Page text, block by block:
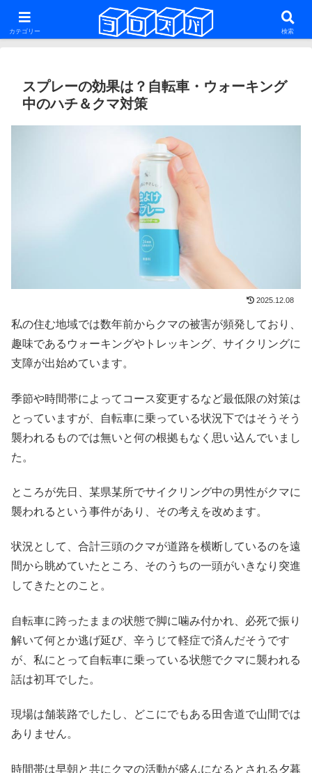
ファットバイク・29er・ミニベロ・グラベルロードを話題にした雑多な自転車
系ブログ
スプレーの効果は？自転車・ウォーキング
中のハチ＆クマ対策
2025.12.08
私の住む地域では数年前からクマの被害が頻発しており、
趣味であるウォーキングやトレッキング、サイクリングに
支障が出始めています。
季節や時間帯によってコース変更するなど最低限の対策は
とっていますが、自転車に乗っている状況下ではそうそう
襲われるものでは無いと何の根拠もなく思い込んでいまし
た。
ところが先日、某県某所でサイクリング中の男性がクマに
襲われるという事件があり、その考えを改めます。
状況として、合計三頭のクマが道路を横断しているのを遠
間から眺めていたところ、そのうちの一頭がいきなり突進
してきたとのこと。
自転車に跨ったままの状態で脚に噛み付かれ、必死で振り
解いて何とか逃げ延び、辛うじて軽症で済んだそうです
が、私にとって自転車に乗っている状態でクマに襲われる
話は初耳でした。
現場は舗装路でしたし、どこにでもある田舎道で山間では
ありません。
時間帯は早朝と共にクマの活動が盛んになるとされる夕暮
カテゴリー 検索